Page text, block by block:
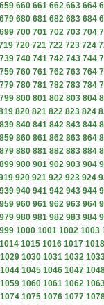
659 660 661 662 663 664
679 680 681 682 683 684
699 700 701 702 703 704
720 721 722 723 724
739 740 741 742 743 744
759 760 761 762 763 764
779 780 781 782 783 784
799 800 801 802 803 804
820 821 822 823 824
839 840 841 842 843 844
859 860 861 862 863 864
879 880 881 882 883 884
899 900 901 902 903 904
920 921 922 923 924
939 940 941 942 943 944
959 960 961 962 963 964
979 980 981 982 983 984
999 1000 1001 1002 1003
1014 1015 1016 1017 1018
1029 1030 1031 1032
1044 1045 1046 1047
1059 1060 1061 1062
1074 1075 1076 1077